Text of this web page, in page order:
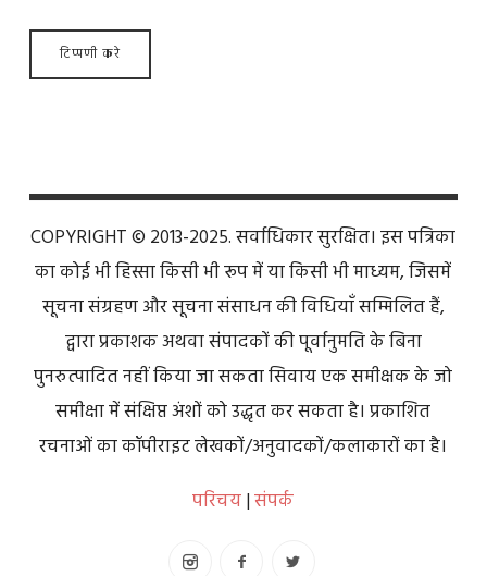
COPYRIGHT © 2013-2025. सर्वाधिकार सुरक्षित। इस पत्रिका
का कोई भी हिस्सा किसी भी रूप में या किसी भी माध्यम, जिसमें
सूचना संग्रहण और सूचना संसाधन की विधियाँ सम्मिलित हैं,
द्वारा प्रकाशक अथवा संपादकों की पूर्वानुमति के बिना
पुनरुत्पादित नहीं किया जा सकता सिवाय एक समीक्षक के जो
समीक्षा में संक्षिप्त अंशों को उद्धृत कर सकता है। प्रकाशित
रचनाओं का कॉपीराइट लेखकों/अनुवादकों/कलाकारों का है।
परिचय|संपर्क